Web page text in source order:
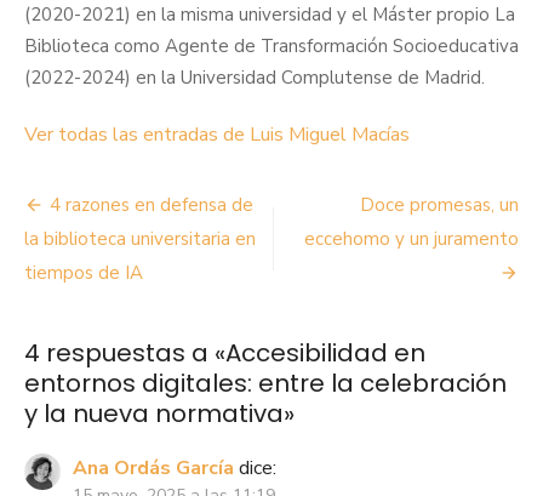
(2020-2021) en la misma universidad y el Máster propio La
Biblioteca como Agente de Transformación Socioeducativa
(2022-2024) en la Universidad Complutense de Madrid.
Ver todas las entradas de Luis Miguel Macías
Navegación
de
entradas
4 razones en defensa de
la biblioteca universitaria en
tiempos de IA
Doce promesas, un
eccehomo y un juramento
4 respuestas a «Accesibilidad en
entornos digitales: entre la celebración
y la nueva normativa»
Ana Ordás García dice: